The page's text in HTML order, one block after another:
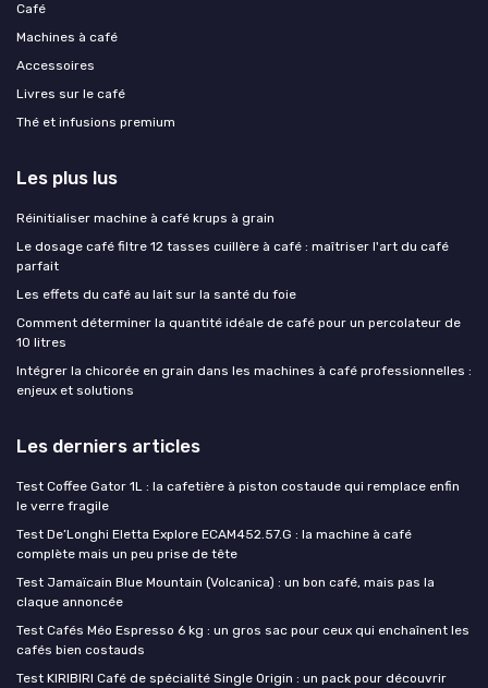
Café
Machines à café
Accessoires
Livres sur le café
Thé et infusions premium
Les plus lus
Réinitialiser machine à café krups à grain
Le dosage café filtre 12 tasses cuillère à café : maîtriser l'art du café
parfait
Les effets du café au lait sur la santé du foie
Comment déterminer la quantité idéale de café pour un percolateur de
10 litres
Intégrer la chicorée en grain dans les machines à café professionnelles :
enjeux et solutions
Les derniers articles
Test Coffee Gator 1L : la cafetière à piston costaude qui remplace enfin
le verre fragile
Test De’Longhi Eletta Explore ECAM452.57.G : la machine à café
complète mais un peu prise de tête
Test Jamaïcain Blue Mountain (Volcanica) : un bon café, mais pas la
claque annoncée
Test Cafés Méo Espresso 6 kg : un gros sac pour ceux qui enchaînent les
cafés bien costauds
Test KIRIBIRI Café de spécialité Single Origin : un pack pour découvrir